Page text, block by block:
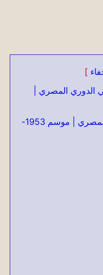
الدوري المصري |
حصر الثنائيات في الدوري المصري | موسم 1953-